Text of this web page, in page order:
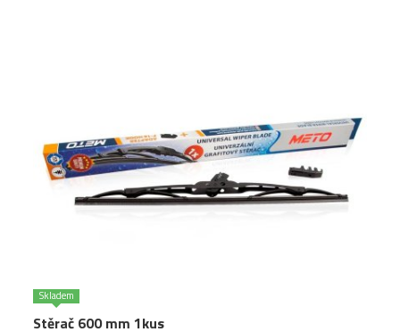
Skladem
Stěrač 600 mm 1kus